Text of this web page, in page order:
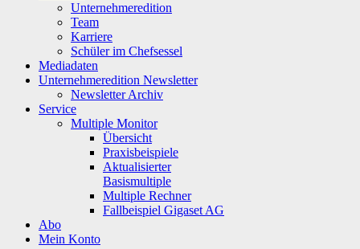
Unternehmeredition
Team
Karriere
Schüler im Chefsessel
Mediadaten
Unternehmeredition Newsletter
Newsletter Archiv
Service
Multiple Monitor
Übersicht
Praxisbeispiele
Aktualisierter
Basismultiple
Multiple Rechner
Fallbeispiel Gigaset AG
Abo
Mein Konto